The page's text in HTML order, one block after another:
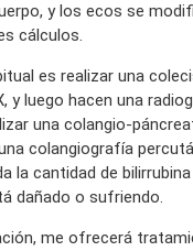
y los ecos se
cálculos.
es realizar una
y luego hacen una
una colangio-
colangiografía
la cantidad de
dañado o sufriendo.
me ofrecerá